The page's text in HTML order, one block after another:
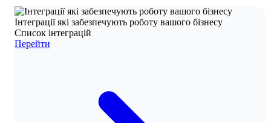
Інтеграції які забезпечують роботу вашого бізнесу
Список інтеграцій
Перейти